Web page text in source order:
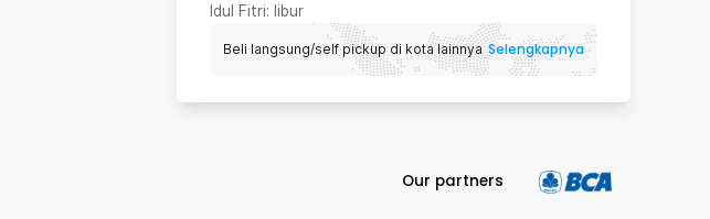
Idul Fitri: libur
Beli langsung/self pickup di kota lainnya Selengkapnya
Our partners